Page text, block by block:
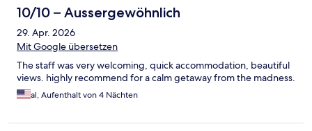
10/10 – Aussergewöhnlich
29. Apr. 2026
Mit Google übersetzen
The staff was very welcoming, quick accommodation, beautiful
views. highly recommend for a calm getaway from the madness.
al, Aufenthalt von 4 Nächten